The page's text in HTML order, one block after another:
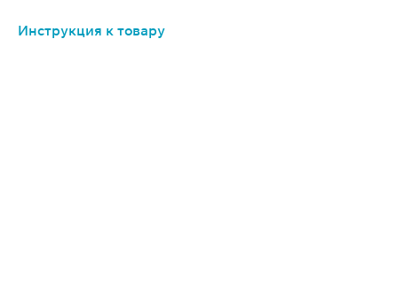
Инструкция к товару